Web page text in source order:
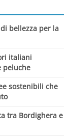
bellezza per la
italiani
peluche
sostenibili che
tra Bordighera e